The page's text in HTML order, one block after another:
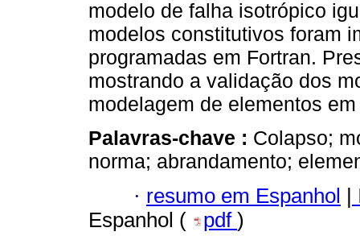
modelo de falha isotrópico
modelos constitutivos foram
programadas em Fortran.
mostrando a validação dos
modelagem de elementos
Palavras-chave : Colapso;
norma; abrandamento;
· resumo em Espanhol |
Espanhol (
pdf )